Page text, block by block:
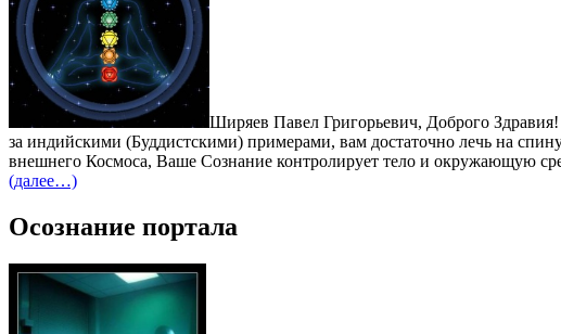
Ширяев Павел Григорьевич, Доброго
за индийскими (Буддистскими) примерами, вам достаточно лечь на
внешнего Космоса, Ваше Сознание контролирует тело и окружающую
(далее…)
Осознание портала